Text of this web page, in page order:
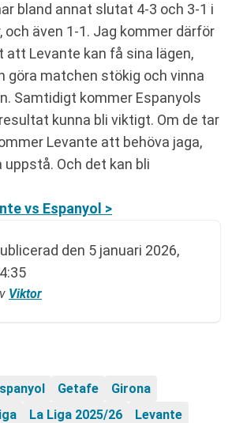
bland annat slutat 4-3 och 3-1 i
och även 1-1. Jag kommer därför
att Levante kan få sina lägen,
göra matchen stökig och vinna
Samtidigt kommer Espanyols
kunna bli viktigt. Om de tar
Levante att behöva jaga,
uppstå. Och det kan bli
vs Espanyol >
den 5 januari 2026,
Viktor
Getafe
Girona
La Liga 2025/26
Levante